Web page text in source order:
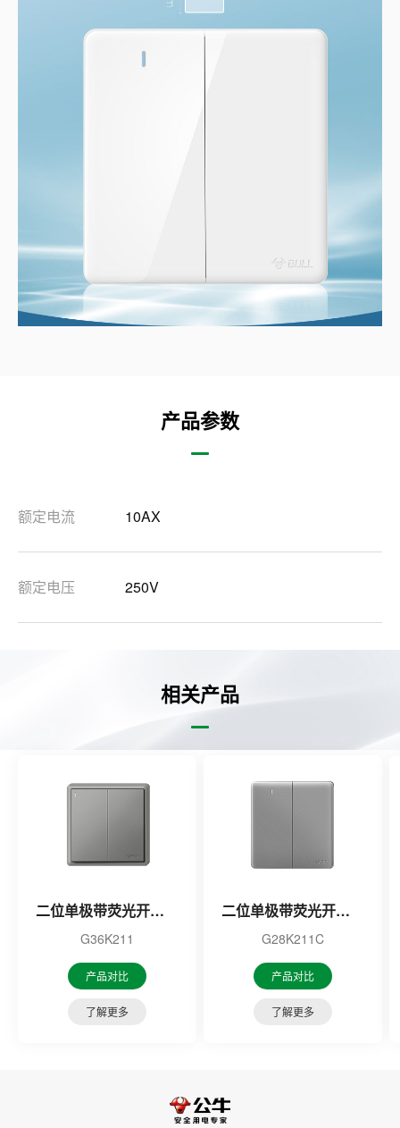
产品参数
额定电流 10AX
额定电压 250V
相关产品
二位单极带荧光开关（灰色）
G36K211
产品对比
了解更多
二位单极带荧光开关（灰色）
G28K211C
产品对比
了解更多